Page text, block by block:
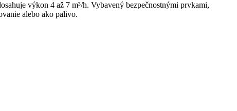
výkon 4 až 7 m³/h. Vybavený bezpečnostnými prvkami,
alebo ako palivo.